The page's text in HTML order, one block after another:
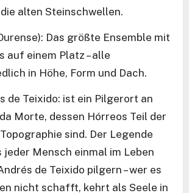
alten Steinschwellen.
Das größte Ensemble mit
auf einem Platz – alle
in Höhe, Form und Dach.
de Teixido: ist ein Pilgerort an
Morte, dessen Hórreos Teil der
sind. Der Legende
jeder Mensch einmal im Leben
de Teixido pilgern – wer es
nicht schafft, kehrt als Seele in